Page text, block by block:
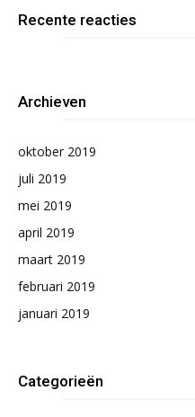
Recente reacties
Archieven
oktober 2019
juli 2019
mei 2019
april 2019
maart 2019
februari 2019
januari 2019
Categorieën